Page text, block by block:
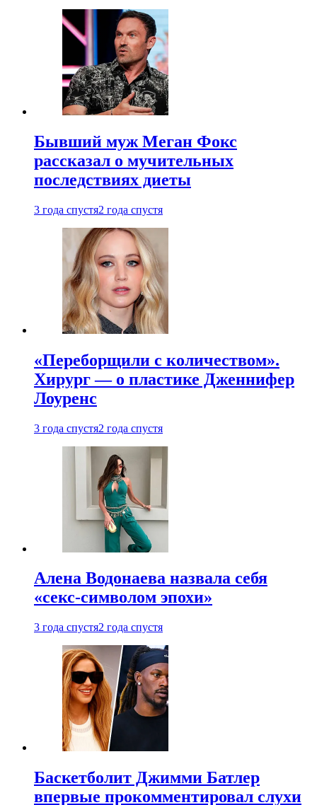
Бывший муж Меган Фокс
рассказал о мучительных
последствиях диеты
3 года спустя2 года спустя
«Переборщили с количеством».
Хирург — о пластике Дженнифер
Лоуренс
3 года спустя2 года спустя
Алена Водонаева назвала себя
«секс-символом эпохи»
3 года спустя2 года спустя
Баскетболит Джимми Батлер
впервые прокомментировал слухи